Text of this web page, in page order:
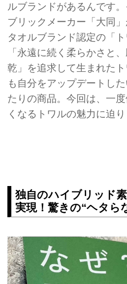
ルブランドがあるんです
ブリックメーカー「大同
タオルブランド認定の「ト
「永遠に続く柔らかさと
乾」を追求して生まれた
も自分をアップデートし
たりの商品。今回は、一
くなるトワルの魅力に迫り
独自のハイブリッド
実現！驚きの“ヘタら